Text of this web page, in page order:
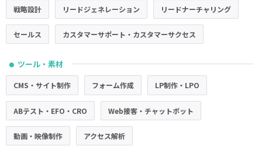
戦略設計 リードジェネレーション リードナーチャリング
セールス カスタマーサポート・カスタマーサクセス
● ツール・素材
CMS・サイト制作 フォーム作成 LP制作・LPO
ABテスト・EFO・CRO Web接客・チャットボット
動画・映像制作 アクセス解析